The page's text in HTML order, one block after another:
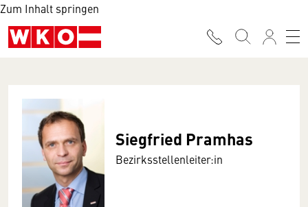
Zum Inhalt springen
Siegfried Pramhas
Bezirksstellenleiter:in